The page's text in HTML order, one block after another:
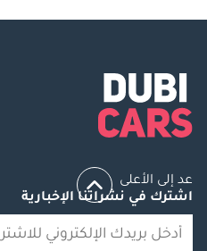
عد إلى الأعلى
اشترك في نشراتنا الإخبارية